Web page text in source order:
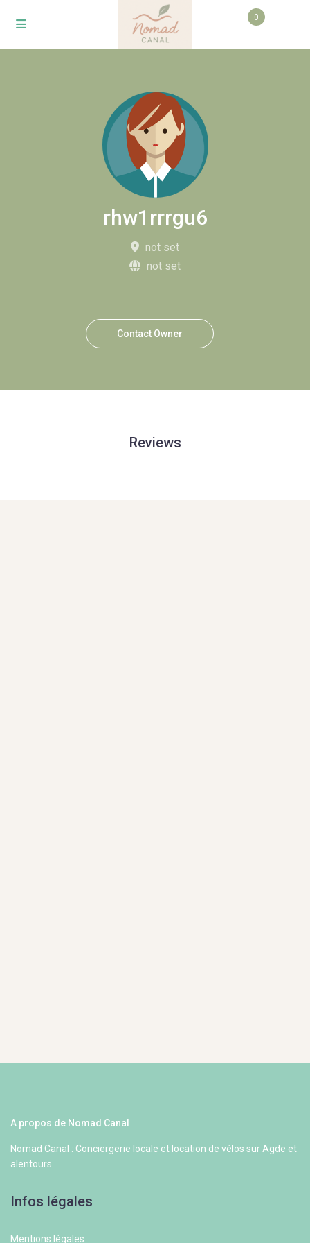
0
rhw1rrrgu6
not set
not set
Contact Owner
Reviews
A propos de Nomad Canal
Nomad Canal : Conciergerie locale et location de vélos sur Agde et
alentours
Infos légales
Mentions légales